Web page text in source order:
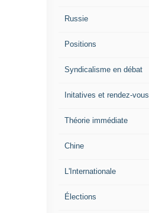
Russie
Positions
Syndicalisme en débat
Initatives et rendez-vous
Théorie immédiate
Chine
L'Internationale
Élections